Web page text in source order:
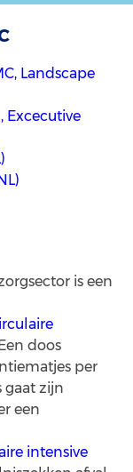
Landscape
Excecutive
zorgsector is een
doos
per
gaat zijn
een
intensive